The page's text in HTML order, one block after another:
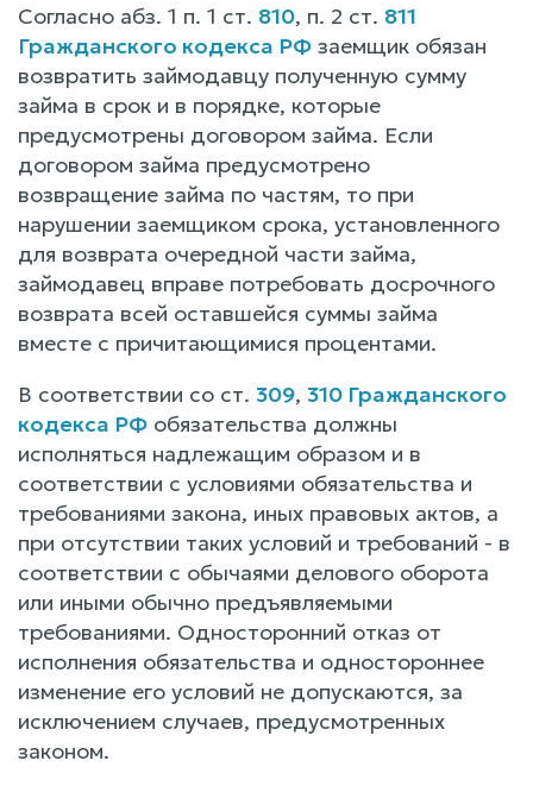
Согласно абз. 1 п. 1 ст. 810, п. 2 ст. 811
Гражданского кодекса РФ заемщик обязан
возвратить займодавцу полученную сумму
займа в срок и в порядке, которые
предусмотрены договором займа. Если
договором займа предусмотрено
возвращение займа по частям, то при
нарушении заемщиком срока, установленного
для возврата очередной части займа,
займодавец вправе потребовать досрочного
возврата всей оставшейся суммы займа
вместе с причитающимися процентами.
В соответствии со ст. 309, 310 Гражданского
кодекса РФ обязательства должны
исполняться надлежащим образом и в
соответствии с условиями обязательства и
требованиями закона, иных правовых актов, а
при отсутствии таких условий и требований - в
соответствии с обычаями делового оборота
или иными обычно предъявляемыми
требованиями. Односторонний отказ от
исполнения обязательства и одностороннее
изменение его условий не допускаются, за
исключением случаев, предусмотренных
законом.